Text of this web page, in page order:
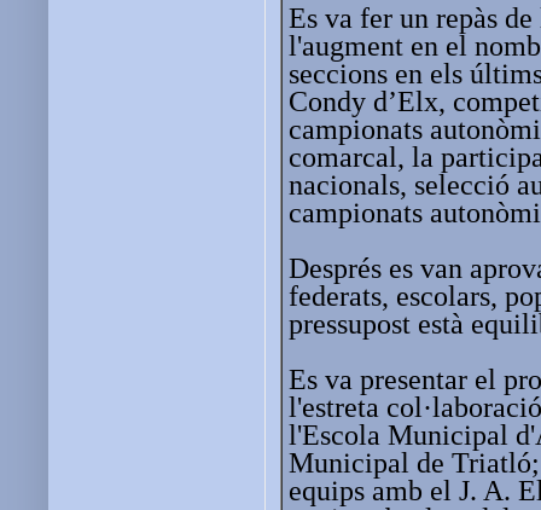
Es va fer un repàs
l'augment en el
seccions en els
Condy d’Elx,
campionats
comarcal, la
nacionals, selecció
campionats
Després es van
federats, escolars,
pressupost està
Es va presentar el
l'estreta
l'Escola Municipal
Municipal de
equips amb el J. A.